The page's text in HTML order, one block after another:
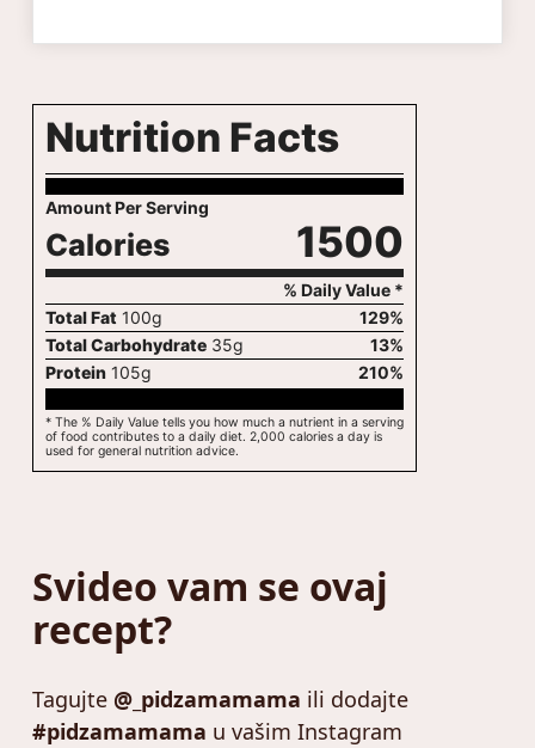
Nutrition Facts
Amount Per Serving
Calories 1500
% Daily Value *
Total Fat 100g 129%
Total Carbohydrate 35g 13%
Protein 105g 210%
* The % Daily Value tells you how much a nutrient in a serving
of food contributes to a daily diet. 2,000 calories a day is
used for general nutrition advice.
Svideo vam se ovaj
recept?
Tagujte @_pidzamamama ili dodajte
#pidzamamama u vašim Instagram